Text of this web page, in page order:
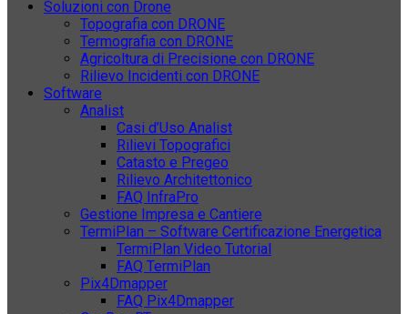
Soluzioni con Drone
Topografia con DRONE
Termografia con DRONE
Agricoltura di Precisione con DRONE
Rilievo Incidenti con DRONE
Software
Analist
Casi d’Uso Analist
Rilievi Topografici
Catasto e Pregeo
Rilievo Architettonico
FAQ InfraPro
Gestione Impresa e Cantiere
TermiPlan – Software Certificazione Energetica
TermiPlan Video Tutorial
FAQ TermiPlan
Pix4Dmapper
FAQ Pix4Dmapper